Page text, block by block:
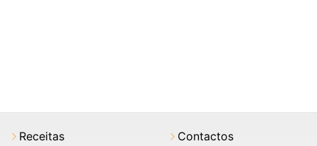
Receitas
Contactos